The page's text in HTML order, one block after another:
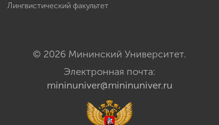
Лингвистический факультет
© 2026 Мининский Университет.
Электронная почта:
mininuniver@mininuniver.ru